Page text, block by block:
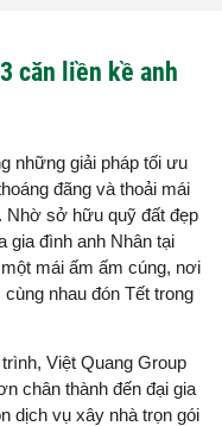
căn liền kề anh
những giải pháp tối ưu
đãng và thoải mái
Nhờ sở hữu quỹ đất đẹp
gia đình anh Nhân tại
mái ấm ấm cúng, nơi
nhau đón Tết trong
Việt Quang Group
chân thành đến đại gia
dịch vụ xây nhà trọn gói